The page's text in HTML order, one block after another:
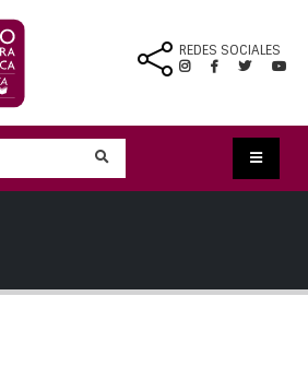
REDES SOCIALES